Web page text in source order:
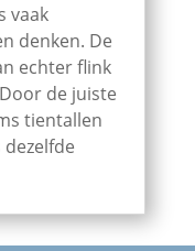
vaak
denken. De
echter flink
de juiste
tientallen